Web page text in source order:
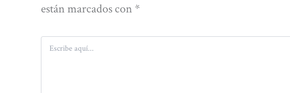
están marcados con *
Escribe
aquí...